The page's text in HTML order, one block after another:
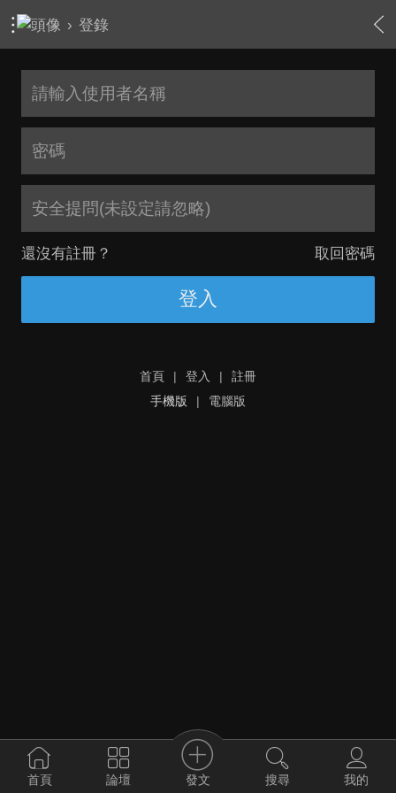
› 登錄
安全提問(未設定請忽略)
還沒有註冊？ 取回密碼
登入
首頁 | 登入 |
註冊
手機版
| 電腦版
首頁 論壇 發文 搜尋 我的